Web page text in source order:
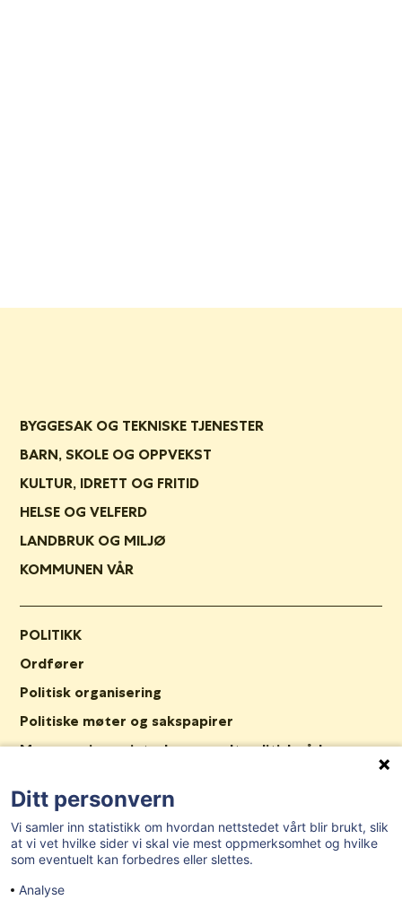
BYGGESAK OG TEKNISKE TJENESTER
BARN, SKOLE OG OPPVEKST
KULTUR, IDRETT OG FRITID
HELSE OG VELFERD
LANDBRUK OG MILJØ
KOMMUNEN VÅR
POLITIKK
Ordfører
Politisk organisering
Politiske møter og sakspapirer
Mosseregionen interkommunalt politisk råd
ORGANISASJON
Ditt personvern
Vi samler inn statistikk om hvordan nettstedet vårt blir brukt, slik
at vi vet hvilke sider vi skal vie mest oppmerksomhet og hvilke
som eventuelt kan forbedres eller slettes.
Analyse